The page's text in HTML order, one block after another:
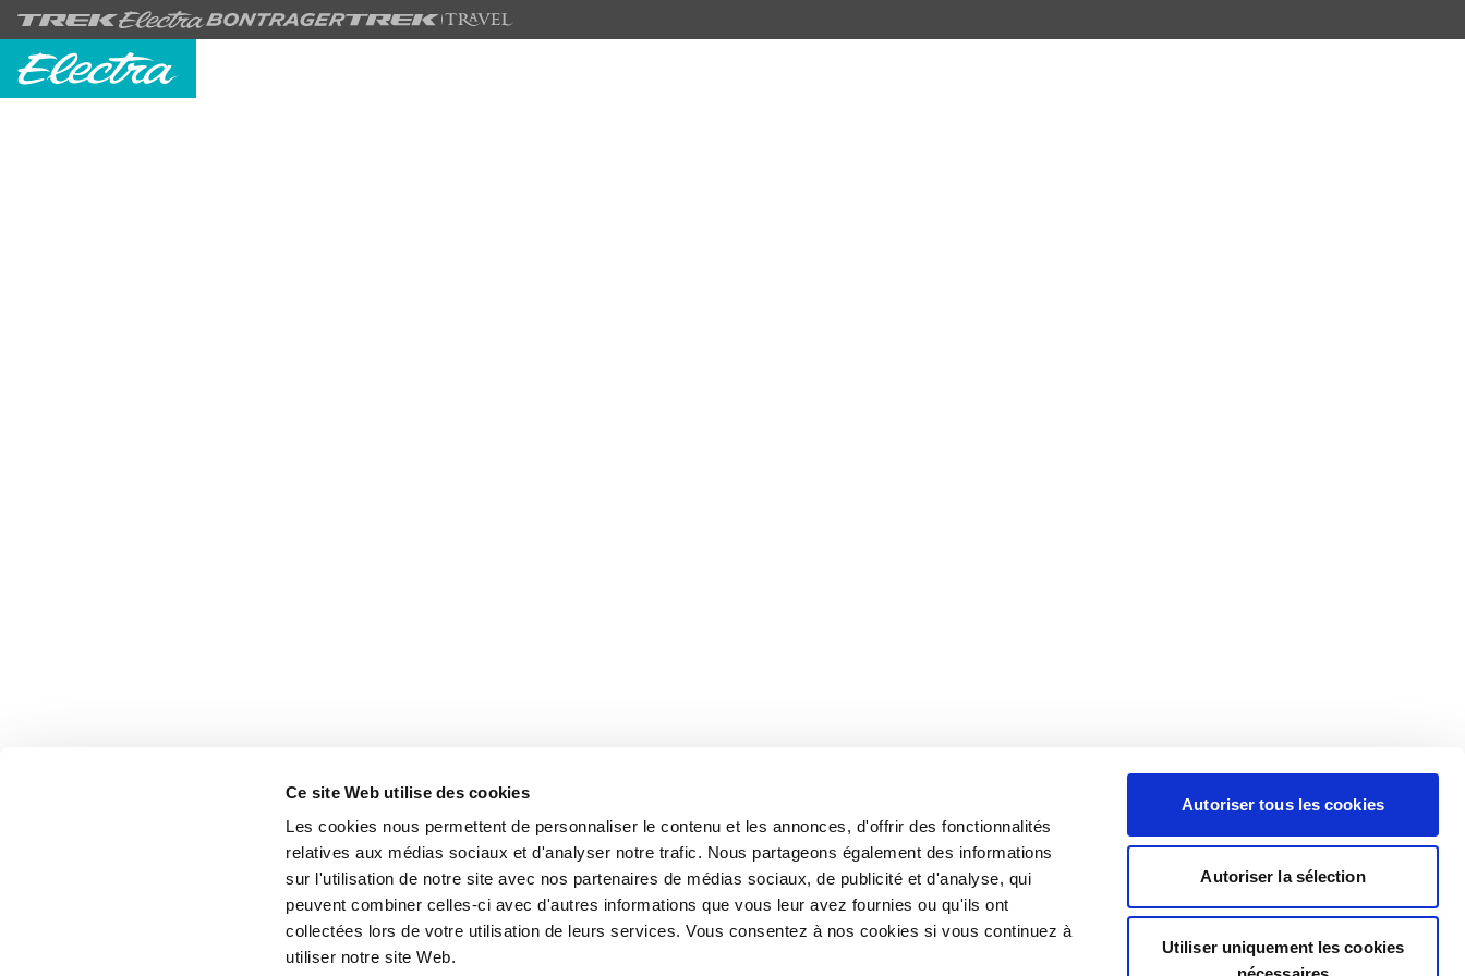
Ce site Web utilise des cookies
Les cookies nous permettent de personnaliser le contenu et les annonces, d'offrir des fonctionnalités
relatives aux médias sociaux et d'analyser notre trafic. Nous partageons également des informations
sur l'utilisation de notre site avec nos partenaires de médias sociaux, de publicité et d'analyse, qui
peuvent combiner celles-ci avec d'autres informations que vous leur avez fournies ou qu'ils ont
collectées lors de votre utilisation de leurs services. Vous consentez à nos cookies si vous continuez à
utiliser notre site Web.
Autoriser tous les cookies
Autoriser la sélection
Utiliser uniquement les cookies